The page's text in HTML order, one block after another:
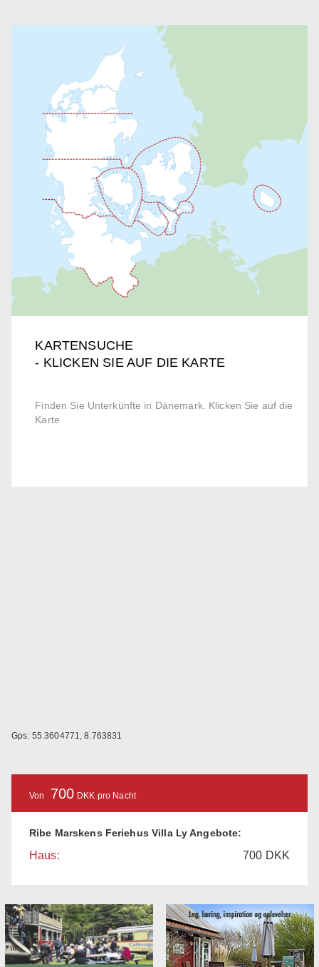
KARTENSUCHE
- KLICKEN SIE AUF DIE KARTE
Finden Sie Unterkünfte in Dänemark. Klicken Sie auf die
Karte
Gps: 55.3604771, 8.763831
Von 700 DKK pro Nacht
Ribe Marskens Feriehus Villa Ly Angebote:
Haus: 700 DKK